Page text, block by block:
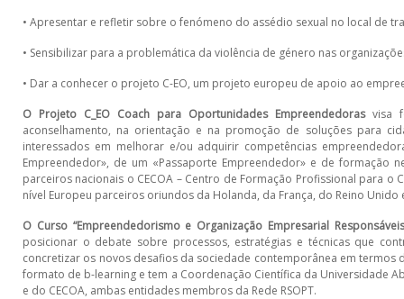
• Apresentar e refletir sobre o fenómeno do assédio sexual no local de
• Sensibilizar para a problemática da violência de género nas
• Dar a conhecer o projeto C-EO, um projeto europeu de apoio ao
O Projeto C_EO Coach para Oportunidades Empreendedorasvisa
aconselhamento, na orientação e na promoção de soluções para
interessados em melhorar e/ou adquirir competências
Empreendedor», de um «Passaporte Empreendedor» e de formação
parceiros nacionais o CECOA – Centro de Formação Profissional para
nível Europeu parceiros oriundos da Holanda, da França, do Reino Unido
O Curso “Empreendedorismo e Organização Empresarial
posicionar o debate sobre processos, estratégias e técnicas que
concretizar os novos desafios da sociedade contemporânea em
formato de b-learning e tem a Coordenação Científica da Universidade
e do CECOA, ambas entidades membros da Rede RSOPT.